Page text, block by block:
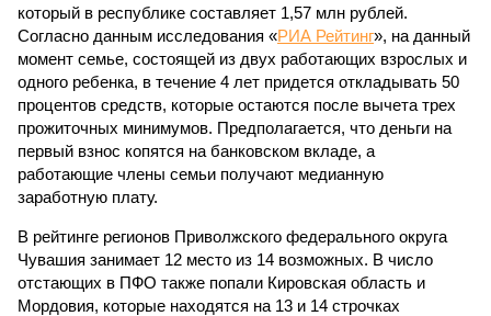
который в республике составляет 1,57 млн рублей.
Согласно данным исследования «РИА Рейтинг», на данный
момент семье, состоящей из двух работающих взрослых и
одного ребенка, в течение 4 лет придется откладывать 50
процентов средств, которые остаются после вычета трех
прожиточных минимумов. Предполагается, что деньги на
первый взнос копятся на банковском вкладе, а
работающие члены семьи получают медианную
заработную плату.
В рейтинге регионов Приволжского федерального округа
Чувашия занимает 12 место из 14 возможных. В число
отстающих в ПФО также попали Кировская область и
Мордовия, которые находятся на 13 и 14 строчках